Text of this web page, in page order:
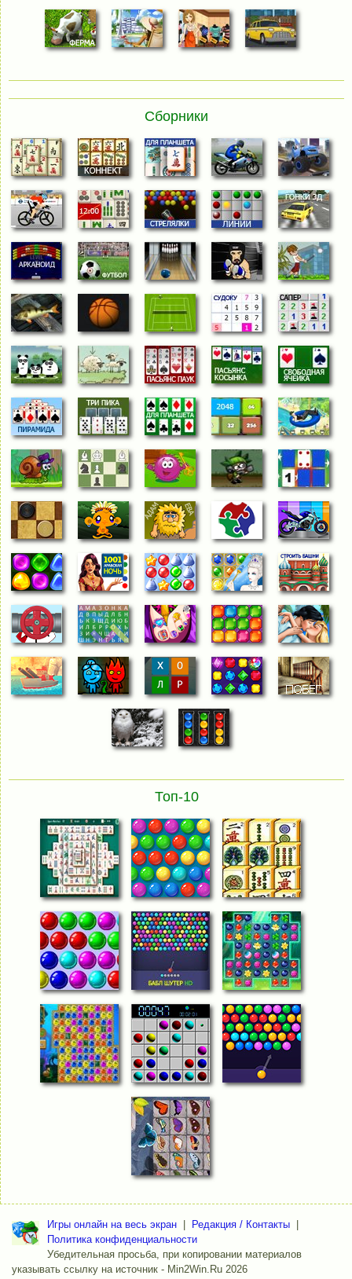
Сборники
Топ-10
Игры онлайн на весь экран | Редакция / Контакты |
Политика конфиденциальности
Убедительная просьба, при копировании материалов
указывать ссылку на источник - Min2Win.Ru 2026